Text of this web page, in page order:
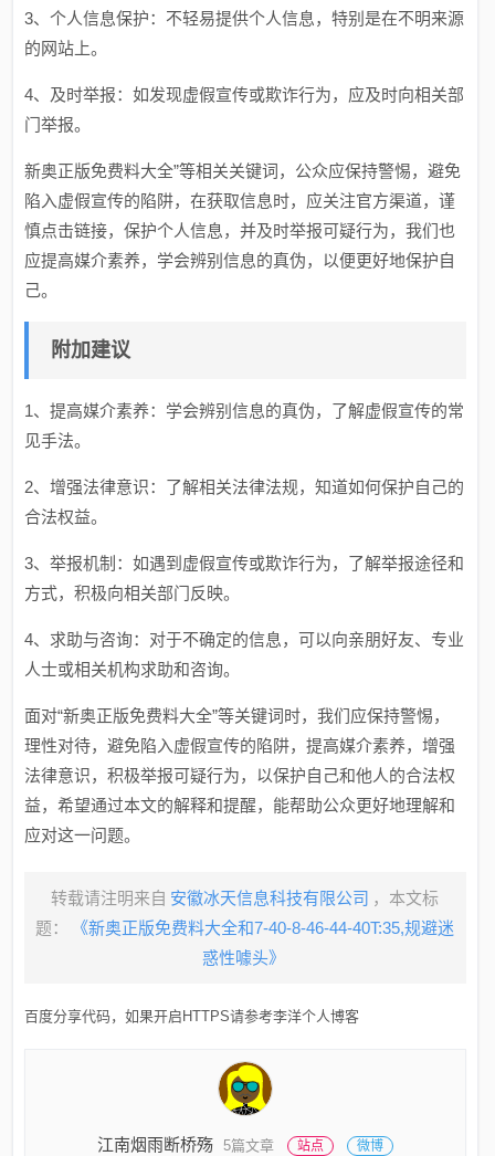
3、个人信息保护：不轻易提供个人信息，特别是在不明来源
的网站上。
4、及时举报：如发现虚假宣传或欺诈行为，应及时向相关部
门举报。
新奥正版免费料大全”等相关关键词，公众应保持警惕，避免
陷入虚假宣传的陷阱，在获取信息时，应关注官方渠道，谨
慎点击链接，保护个人信息，并及时举报可疑行为，我们也
应提高媒介素养，学会辨别信息的真伪，以便更好地保护自
己。
附加建议
1、提高媒介素养：学会辨别信息的真伪，了解虚假宣传的常
见手法。
2、增强法律意识：了解相关法律法规，知道如何保护自己的
合法权益。
3、举报机制：如遇到虚假宣传或欺诈行为，了解举报途径和
方式，积极向相关部门反映。
4、求助与咨询：对于不确定的信息，可以向亲朋好友、专业
人士或相关机构求助和咨询。
面对“新奥正版免费料大全”等关键词时，我们应保持警惕，
理性对待，避免陷入虚假宣传的陷阱，提高媒介素养，增强
法律意识，积极举报可疑行为，以保护自己和他人的合法权
益，希望通过本文的解释和提醒，能帮助公众更好地理解和
应对这一问题。
转载请注明来自 安徽冰天信息科技有限公司 ，本文标
题：
《新奥正版免费料大全和7-40-8-46-44-40T:35,规避迷
惑性噱头》
百度分享代码，如果开启HTTPS请参考李洋个人博客
江南烟雨断桥殇 5篇文章 站点 微博